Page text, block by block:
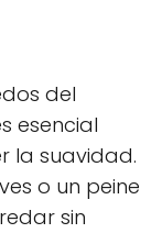
del
esencial
la suavidad.
o un peine
sin